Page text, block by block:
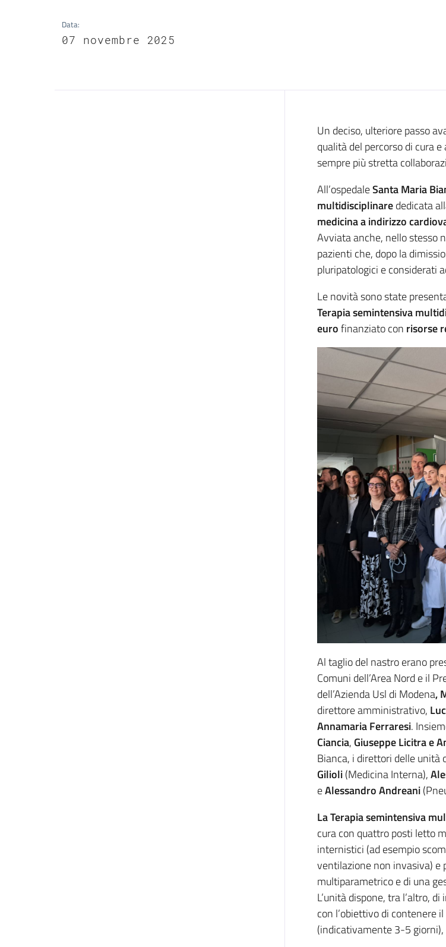
Data:
07 novembre 2025
Introduzione
Un deciso, ulteriore passo
qualità del percorso di cura
sempre più stretta
All’ospedaleSanta Maria
multidisciplinarededicata
medicina a indirizzo
Avviata anche, nello stesso
pazienti che, dopo la
pluripatologici e considerati
Le novità sono state
Terapia semintensiva
eurofinanziato con risorse
Al taglio del nastro erano
Comuni dell’Area Nord e il
dell’Azienda Usl di Modena,
direttore amministrativo,
Annamaria Ferraresi.
Ciancia, Giuseppe Licitra e
Bianca, i direttori delle unità
Gilioli(Medicina Interna),
eAlessandro Andreani
La Terapia semintensiva
cura con quattro posti letto
internistici (ad esempio
ventilazione non invasiva) e
multiparametrico e di una
L’unità dispone, tra l’altro,
con l’obiettivo di contenere
(indicativamente 3-5 giorni),